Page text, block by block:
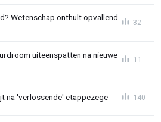
Wetenschap onthult opvallend
32
uiteenspatten na nieuwe
11
na 'verlossende' etappezege 140